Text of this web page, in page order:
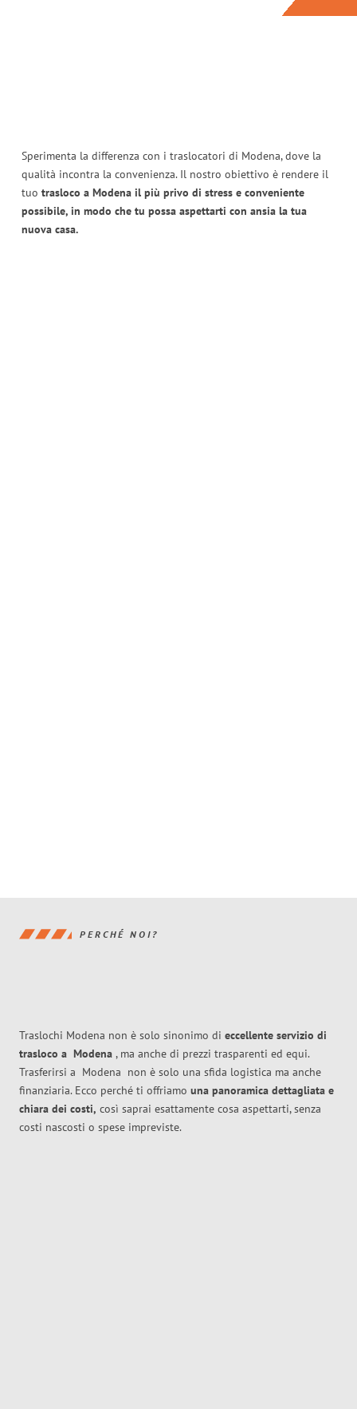
Sperimenta la differenza con i traslocatori di Modena, dove la
qualità incontra la convenienza. Il nostro obiettivo è rendere il
tuo trasloco a Modena il più privo di stress e conveniente
possibile, in modo che tu possa aspettarti con ansia la tua
nuova casa.
PERCHÉ NOI?
Traslochi Modena non è solo sinonimo di eccellente servizio di
trasloco a Modena , ma anche di prezzi trasparenti ed equi.
Trasferirsi a Modena non è solo una sfida logistica ma anche
finanziaria. Ecco perché ti offriamo una panoramica dettagliata e
chiara dei costi, così saprai esattamente cosa aspettarti, senza
costi nascosti o spese impreviste.